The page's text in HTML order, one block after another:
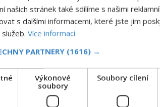
našich stránek také sdílíme s našimi
s dalšími informacemi, které jste jim
Více informací
PARTNERY (1616) →
Výkonové
soubory
Soubory cílení